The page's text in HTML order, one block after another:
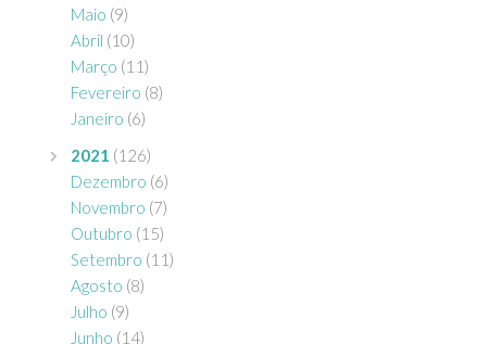
Maio (9)
Abril (10)
Março (11)
Fevereiro (8)
Janeiro (6)
2021 (126)
Dezembro (6)
Novembro (7)
Outubro (15)
Setembro (11)
Agosto (8)
Julho (9)
Junho (14)